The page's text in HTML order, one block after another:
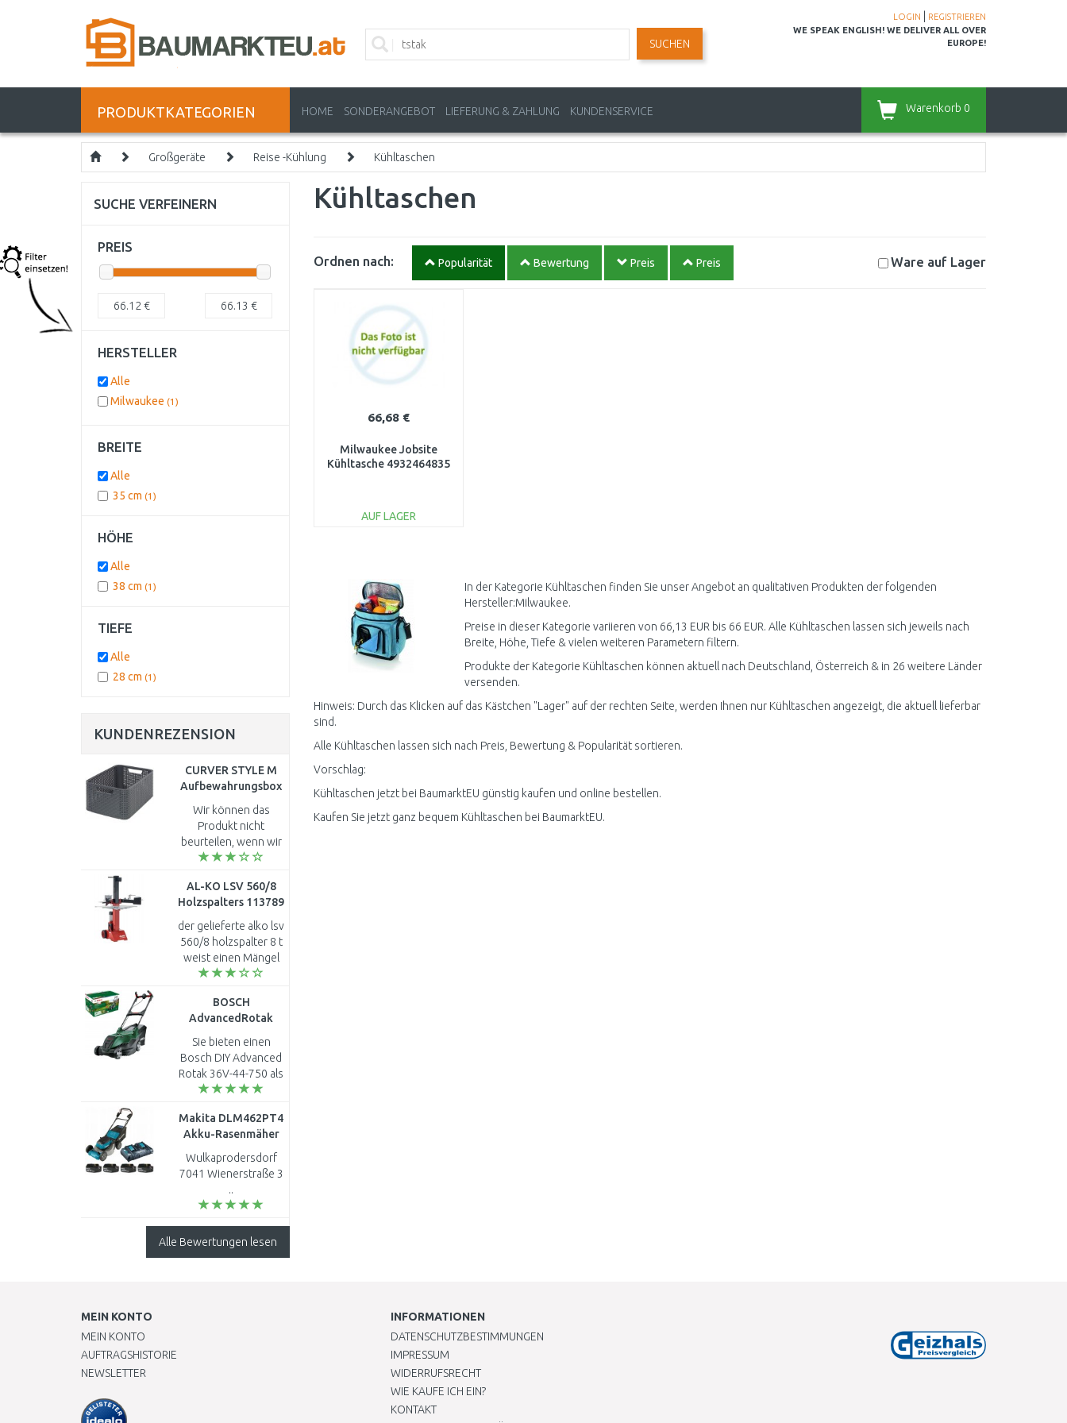
LOGIN
REGISTRIEREN
WE SPEAK ENGLISH! WE DELIVER ALL OVER
EUROPE!
SUCHEN
PRODUKTKATEGORIEN HOME SONDERANGEBOT LIEFERUNG & ZAHLUNG KUNDENSERVICE Warenkorb 0
Großgeräte Reise -Kühlung Kühltaschen
Kühltaschen
Ordnen nach: Popularität Bewertung Preis Preis Ware auf Lager
66,68 €
Milwaukee Jobsite
Kühltasche 4932464835
AUF LAGER
Vergleichen
In der Kategorie Kühltaschen finden Sie unser Angebot an qualitativen Produkten der folgenden
Hersteller:Milwaukee.
Preise in dieser Kategorie variieren von 66,13 EUR bis 66 EUR. Alle Kühltaschen lassen sich jeweils nach
Breite, Höhe, Tiefe & vielen weiteren Parametern filtern.
Produkte der Kategorie Kühltaschen können aktuell nach Deutschland, Österreich & in 26 weitere Länder
versenden.
Hinweis: Durch das Klicken auf das Kästchen "Lager" auf der rechten Seite, werden Ihnen nur Kühltaschen angezeigt, die aktuell lieferbar
sind.
Alle Kühltaschen lassen sich nach Preis, Bewertung & Popularität sortieren.
Vorschlag:
Kühltaschen jetzt bei BaumarktEU günstig kaufen und online bestellen.
Kaufen Sie jetzt ganz bequem Kühltaschen bei BaumarktEU.
SUCHE VERFEINERN
PREIS
66.12 € 66.13 €
HERSTELLER
Alle
Milwaukee (1)
BREITE
Alle
35 cm (1)
HÖHE
Alle
38 cm (1)
TIEFE
Alle
28 cm (1)
KUNDENREZENSION
CURVER STYLE M
Aufbewahrungsbox
38,6 x 17 x 28,7 cm
dunkelgrau 03615-
308
Wir können das
Produkt nicht
beurteilen, wenn wir
es noch nicht
AL-KO LSV 560/8
Holzspalters 113789
der gelieferte alko lsv
560/8 holzspalter 8 t
weist einen Mängel
auf. der rechte
wie der linke
haltearm paralell zum
spal..
BOSCH
AdvancedRotak
36V-44-750 Akku-
Rasenmäher (solo)
06008B9G00
Sie bieten einen
Bosch DIY Advanced
Rotak 36V-44-750 als
B-Ware für 247,44 €
nicht, diesen in den
Warenkorb zu
legen...
Makita DLM462PT4
Akku-Rasenmäher
460 mm Li-ion LXT
(4x5,0Ah/18V)
Wulkaprodersdorf
7041 Wienerstraße 3
..
Alle Bewertungen lesen
MEIN KONTO
MEIN KONTO
AUFTRAGSHISTORIE
NEWSLETTER
INFORMATIONEN
DATENSCHUTZBESTIMMUNGEN
IMPRESSUM
WIDERRUFSRECHT
WIE KAUFE ICH EIN?
KONTAKT